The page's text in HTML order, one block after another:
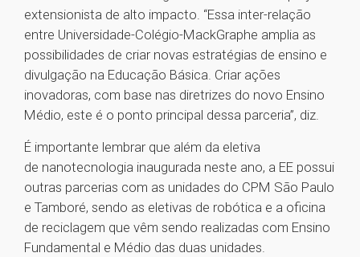
extensionista de alto impacto. “Essa inter-relação
entre Universidade-Colégio-MackGraphe amplia as
possibilidades de criar novas estratégias de ensino e
divulgação na Educação Básica. Criar ações
inovadoras, com base nas diretrizes do novo Ensino
Médio, este é o ponto principal dessa parceria”, diz.
É importante lembrar que além da eletiva
de nanotecnologia inaugurada neste ano, a EE possui
outras parcerias com as unidades do CPM São Paulo
e Tamboré, sendo as eletivas de robótica e a oficina
de reciclagem que vêm sendo realizadas com Ensino
Fundamental e Médio das duas unidades.